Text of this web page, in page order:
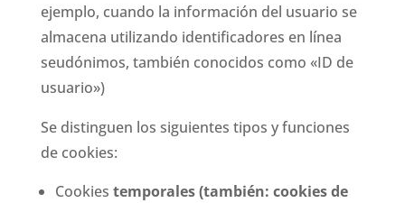
ejemplo, cuando la información del usuario se
almacena utilizando identificadores en línea
seudónimos, también conocidos como «ID de
usuario»)
Se distinguen los siguientes tipos y funciones
de cookies:
Cookies temporales (también: cookies de